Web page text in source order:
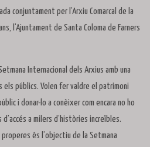
conjuntament per l’Arxiu Comarcal de la
l’Ajuntament de Santa Coloma de Farners
Internacional dels Arxius amb una
públics. Volen fer valdre el patrimoni
i donar-lo a conèixer com encara no ho
a milers d’històries increïbles.
és l’objectiu de la Setmana